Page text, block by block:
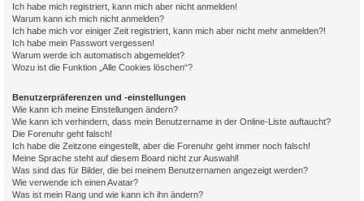
Ich habe mich registriert, kann mich aber nicht anmelden!
Warum kann ich mich nicht anmelden?
Ich habe mich vor einiger Zeit registriert, kann mich aber nicht mehr anmelden?!
Ich habe mein Passwort vergessen!
Warum werde ich automatisch abgemeldet?
Wozu ist die Funktion „Alle Cookies löschen“?
Benutzerpräferenzen und -einstellungen
Wie kann ich meine Einstellungen ändern?
Wie kann ich verhindern, dass mein Benutzername in der Online-Liste auftaucht?
Die Forenuhr geht falsch!
Ich habe die Zeitzone eingestellt, aber die Forenuhr geht immer noch falsch!
Meine Sprache steht auf diesem Board nicht zur Auswahl!
Was sind das für Bilder, die bei meinem Benutzernamen angezeigt werden?
Wie verwende ich einen Avatar?
Was ist mein Rang und wie kann ich ihn ändern?